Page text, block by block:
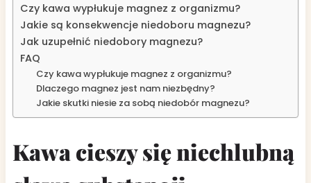
Czy kawa wypłukuje magnez z organizmu?
Jakie są konsekwencje niedoboru magnezu?
Jak uzupełnić niedobory magnezu?
FAQ
Czy kawa wypłukuje magnez z organizmu?
Dlaczego magnez jest nam niezbędny?
Jakie skutki niesie za sobą niedobór magnezu?
Kawa cieszy się niechlubną